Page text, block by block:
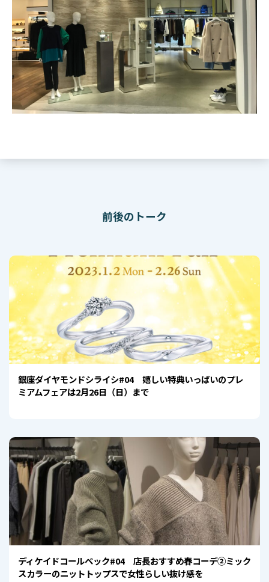
前後のトーク
銀座ダイヤモンドシライシ#04 嬉しい特典いっぱいのプレ
ミアムフェアは2月26日（日）まで
ディケイドコールベック#04 店長おすすめ春コーデ②ミック
スカラーのニットトップスで女性らしい抜け感を